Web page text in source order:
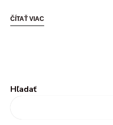
ČÍTAŤ VIAC
Hľadať